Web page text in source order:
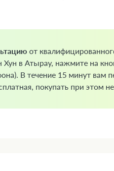
от
Хун в Атырау, нажмите на
В течение 15 минут вам
покупать при этом